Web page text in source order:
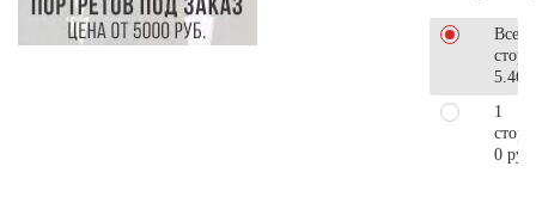
Все
1
0 руб.